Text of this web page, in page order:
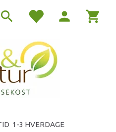
1-3 HVERDAGE